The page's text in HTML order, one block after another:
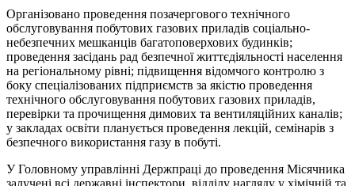
Організовано проведення позачергового технічного
обслуговування побутових газових приладів соціально-
небезпечних мешканців багатоповерхових будинків;
проведення засідань рад безпечної життєдіяльності населення
на регіональному рівні; підвищення відомчого контролю з
боку спеціалізованих підприємств за якістю проведення
технічного обслуговування побутових газових приладів,
перевірки та прочищення димових та вентиляційних каналів;
у закладах освіти планується проведення лекцій, семінарів з
безпечного використання газу в побуті.
У Головному управлінні Держпраці до проведення Місячника
залучені всі державні інспектори відділу нагляду у хімічній та